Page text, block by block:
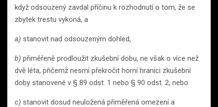
když odsouzený zavdal příčinu k rozhodnutí o tom, že se
zbytek trestu vykoná, a
a) stanovit nad odsouzeným dohled,
b) přiměřeně prodloužit zkušební dobu, ne však o více než
dvě léta, přičemž nesmí překročit horní hranici zkušební
doby stanovené v § 89 odst. 1 nebo § 90 odst. 2, nebo
c) stanovit dosud neuložená přiměřená omezení a